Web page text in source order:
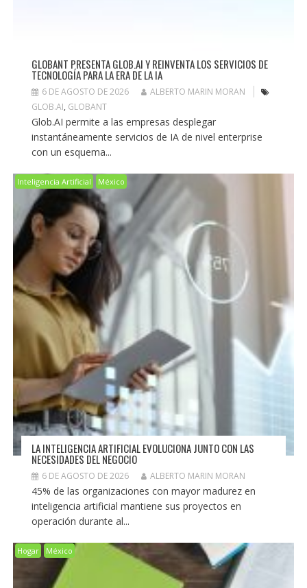
GLOBANT PRESENTA GLOB.AI Y REINVENTA LOS SERVICIOS DE
TECNOLOGÍA PARA LA ERA DE LA IA
6 DE AGOSTO DE 2026
ALBERTO MARIN MORAN
GLOB.AI, GLOBANT
Glob.AI permite a las empresas desplegar
instantáneamente servicios de IA de nivel enterprise
con un esquema...
Inteligencia Artificial México
LA INTELIGENCIA ARTIFICIAL EVOLUCIONA JUNTO CON LAS
NECESIDADES DEL NEGOCIO
6 DE AGOSTO DE 2026 ALBERTO MARIN MORAN
45% de las organizaciones con mayor madurez en
inteligencia artificial mantiene sus proyectos en
operación durante al...
Hogar México